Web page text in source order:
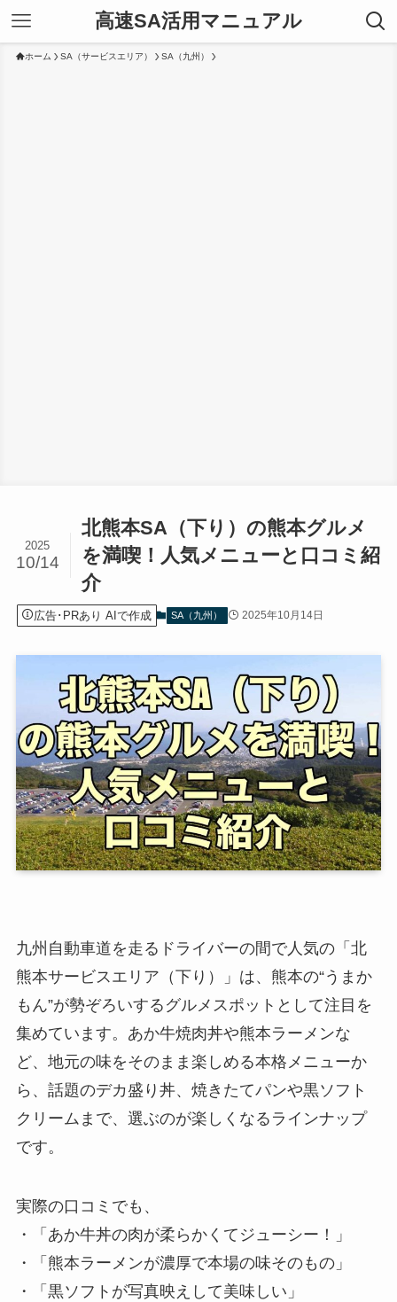
高速SA活用マニュアル
ホーム SA（サービスエリア） SA（九州）
北熊本SA（下り）の熊本グルメ
を満喫！人気メニューと口コミ紹
介
2025
10/14
広告･PRあり AIで作成 SA（九州） 2025年10月14日
九州自動車道を走るドライバーの間で人気の「北
熊本サービスエリア（下り）」は、熊本の“うまか
もん”が勢ぞろいするグルメスポットとして注目を
集めています。あか牛焼肉丼や熊本ラーメンな
ど、地元の味をそのまま楽しめる本格メニューか
ら、話題のデカ盛り丼、焼きたてパンや黒ソフト
クリームまで、選ぶのが楽しくなるラインナップ
です。
実際の口コミでも、
・「あか牛丼の肉が柔らかくてジューシー！」
・「熊本ラーメンが濃厚で本場の味そのもの」
・「黒ソフトが写真映えして美味しい」